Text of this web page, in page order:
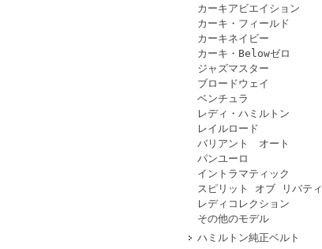
カーキアビエイション
カーキ・フィールド
カーキネイビー
カーキ・Belowゼロ
ジャズマスター
ブロードウェイ
ベンチュラ
レディ・ハミルトン
レイルロード
バリアント オート
パンユーロ
イントラマティック
スピリット オブ リバティ
レディコレクション
その他のモデル
ハミルトン純正ベルト